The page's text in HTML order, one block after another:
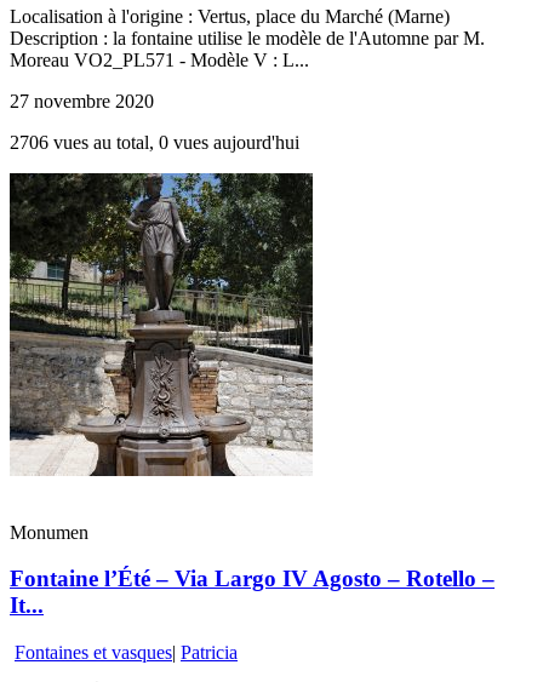
Localisation à l'origine : Vertus, place du Marché (Marne)
Description : la fontaine utilise le modèle de l'Automne par M.
Moreau VO2_PL571 - Modèle V : L...
27 novembre 2020
2706 vues au total, 0 vues aujourd'hui
Monumen
Fontaine l’Été – Via Largo IV Agosto – Rotello –
It...
Fontaines et vasques| Patricia